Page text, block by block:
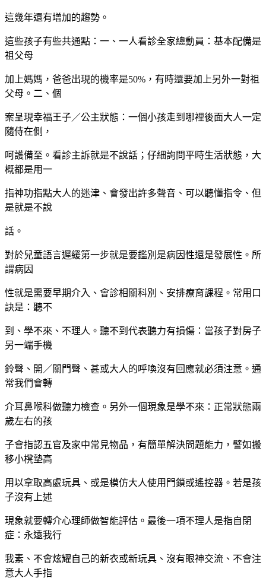
這幾年還有增加的趨勢。
這些孩子有些共通點：一、一人看診全家總動員：基本配備是
祖父母
加上媽媽，爸爸出現的機率是50%，有時還要加上另外一對祖
父母。二、個
案呈現幸福王子／公主狀態：一個小孩走到哪裡後面大人一定
隨侍在側，
呵護備至。看診主訴就是不說話；仔細詢問平時生活狀態，大
概都是用一
指神功指點大人的迷津、會發出許多聲音、可以聽懂指令、但
是就是不說
話。
對於兒童語言遲緩第一步就是要鑑別是病因性還是發展性。所
謂病因
性就是需要早期介入、會診相關科別、安排療育課程。常用口
訣是：聽不
到、學不來、不理人。聽不到代表聽力有損傷：當孩子對房子
另一端手機
鈴聲、開／關門聲、甚或大人的呼喚沒有回應就必須注意。通
常我們會轉
介耳鼻喉科做聽力檢查。另外一個現象是學不來：正常狀態兩
歲左右的孩
子會指認五官及家中常見物品，有簡單解決問題能力，譬如搬
移小櫈墊高
用以拿取高處玩具、或是模仿大人使用門鎖或遙控器。若是孩
子沒有上述
現象就要轉介心理師做智能評估。最後一項不理人是指自閉
症：永遠我行
我素、不會炫耀自己的新衣或新玩具、沒有眼神交流、不會注
意大人手指